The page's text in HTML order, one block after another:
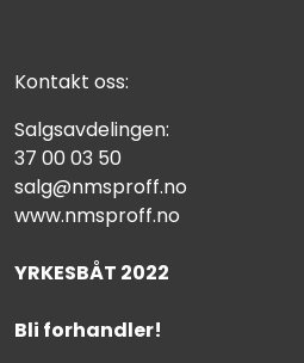
Kontakt oss:
Salgsavdelingen:
37 00 03 50
salg@nmsproff.no
www.nmsproff.no
YRKESBÅT 2022
Bli forhandler!